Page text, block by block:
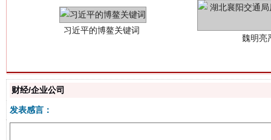
“刷贴”乱象丛生
财经/企业公司
发表感言：